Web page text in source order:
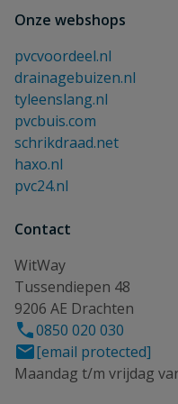
Onze webshops
pvcvoordeel.nl
drainagebuizen.nl
tyleenslang.nl
pvcbuis.com
schrikdraad.net
haxo.nl
pvc24.nl
Contact
WitWay
Tussendiepen 48
9206 AE Drachten
0850 020 030
[email protected]
Maandag t/m vrijdag